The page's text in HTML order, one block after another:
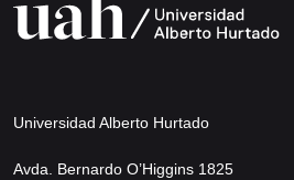
Universidad Alberto Hurtado
Avda. Bernardo O’Higgins 1825